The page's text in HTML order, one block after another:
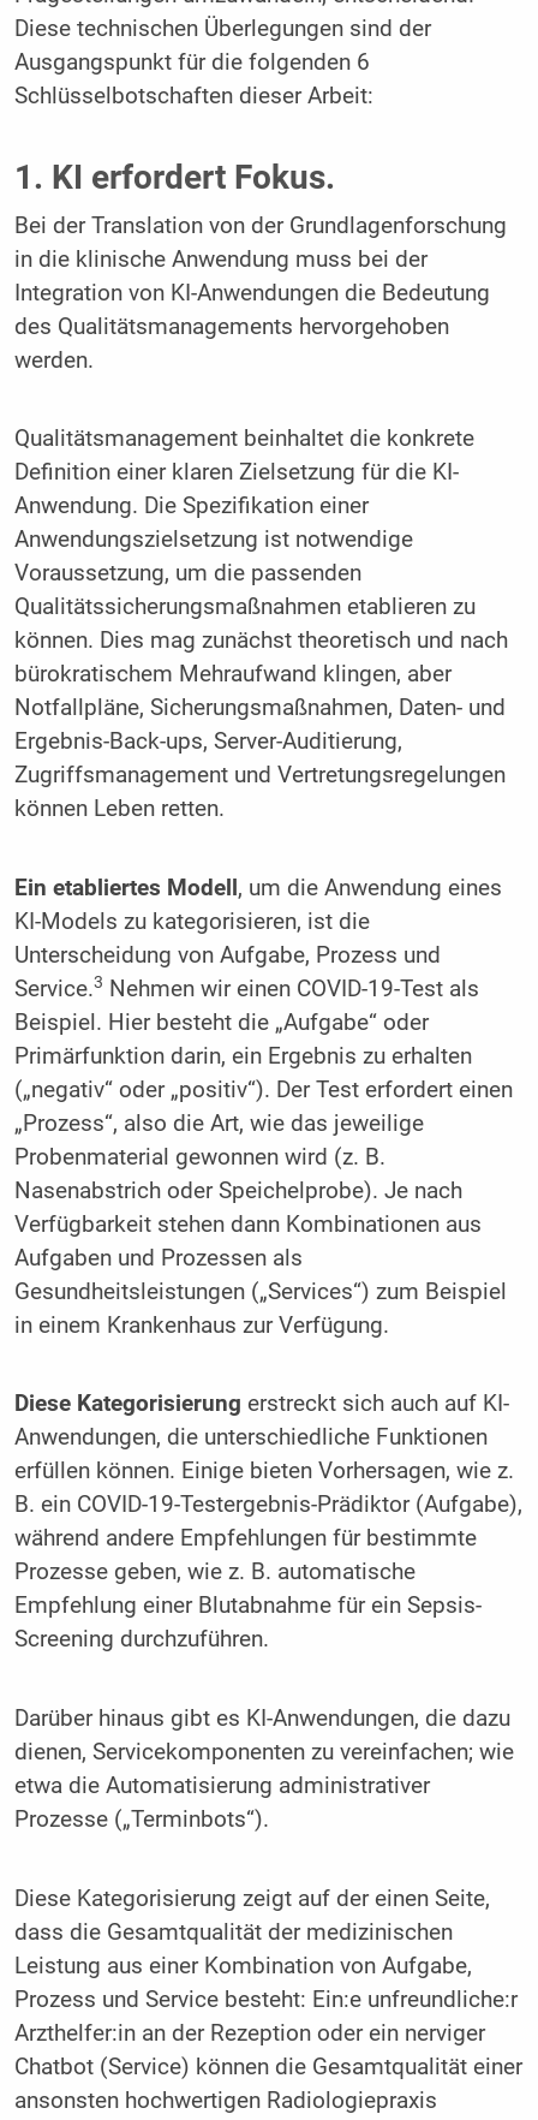
Diese technischen Überlegungen sind der
Ausgangspunkt für die folgenden 6
Schlüsselbotschaften dieser Arbeit:
1. KI erfordert Fokus.
Bei der Translation von der Grundlagenforschung
in die klinische Anwendung muss bei der
Integration von KI-Anwendungen die Bedeutung
des Qualitätsmanagements hervorgehoben
werden.
Qualitätsmanagement beinhaltet die konkrete
Definition einer klaren Zielsetzung für die KI-
Anwendung. Die Spezifikation einer
Anwendungszielsetzung ist notwendige
Voraussetzung, um die passenden
Qualitätssicherungsmaßnahmen etablieren zu
können. Dies mag zunächst theoretisch und nach
bürokratischem Mehraufwand klingen, aber
Notfallpläne, Sicherungsmaßnahmen, Daten- und
Ergebnis-Back-ups, Server-Auditierung,
Zugriffsmanagement und Vertretungsregelungen
können Leben retten.
Ein etabliertes Modell , um die Anwendung eines
KI-Models zu kategorisieren, ist die
Unterscheidung von Aufgabe, Prozess und
Service.3 Nehmen wir einen COVID-19-Test als
Beispiel. Hier besteht die „Aufgabe“ oder
Primärfunktion darin, ein Ergebnis zu erhalten
(„negativ“ oder „positiv“). Der Test erfordert einen
„Prozess“, also die Art, wie das jeweilige
Probenmaterial gewonnen wird (z. B.
Nasenabstrich oder Speichelprobe). Je nach
Verfügbarkeit stehen dann Kombinationen aus
Aufgaben und Prozessen als
Gesundheitsleistungen („Services“) zum Beispiel
in einem Krankenhaus zur Verfügung.
Diese Kategorisierung erstreckt sich auch auf KI-
Anwendungen, die unterschiedliche Funktionen
erfüllen können. Einige bieten Vorhersagen, wie z.
B. ein COVID-19-Testergebnis-Prädiktor (Aufgabe),
während andere Empfehlungen für bestimmte
Prozesse geben, wie z. B. automatische
Empfehlung einer Blutabnahme für ein Sepsis-
Screening durchzuführen.
Darüber hinaus gibt es KI-Anwendungen, die dazu
dienen, Servicekomponenten zu vereinfachen; wie
etwa die Automatisierung administrativer
Prozesse („Terminbots“).
Diese Kategorisierung zeigt auf der einen Seite,
dass die Gesamtqualität der medizinischen
Leistung aus einer Kombination von Aufgabe,
Prozess und Service besteht: Ein:e unfreundliche:r
Arzthelfer:in an der Rezeption oder ein nerviger
Chatbot (Service) können die Gesamtqualität einer
ansonsten hochwertigen Radiologiepraxis